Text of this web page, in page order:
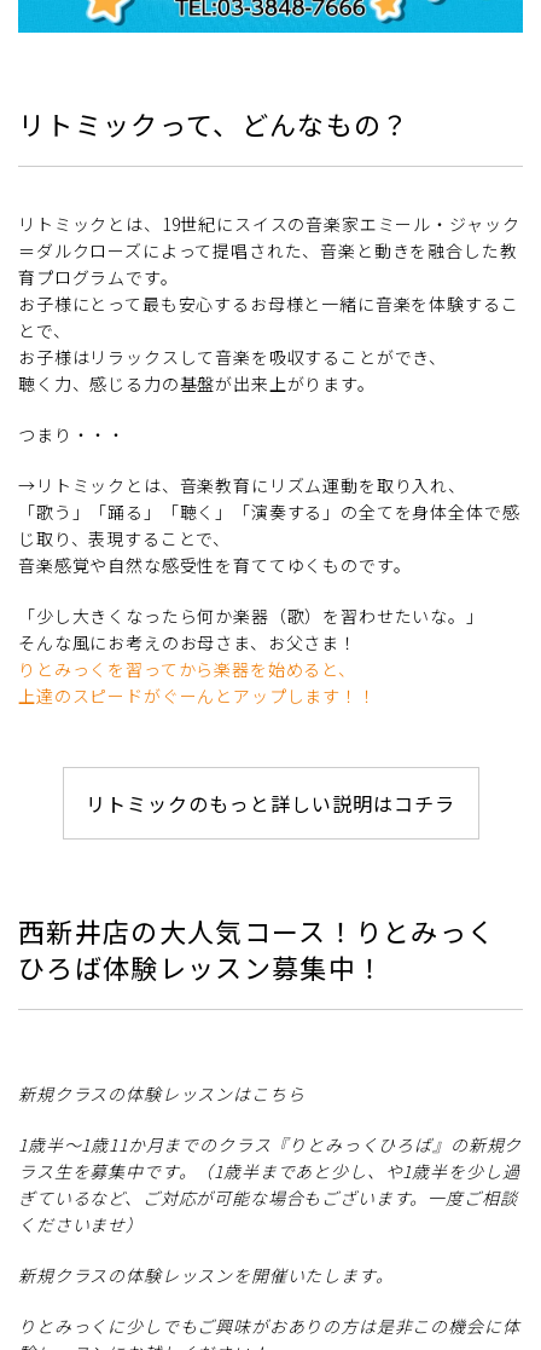
リトミックって、どんなもの？
リトミックとは、19世紀にスイスの音楽家エミール・ジャック
＝ダルクローズによって提唱された、音楽と動きを融合した教
育プログラムです。
お子様にとって最も安心するお母様と一緒に音楽を体験するこ
とで、
お子様はリラックスして音楽を吸収することができ、
聴く力、感じる力の基盤が出来上がります。
つまり・・・
→リトミックとは、音楽教育にリズム運動を取り入れ、
「歌う」「踊る」「聴く」「演奏する」の全てを身体全体で感
じ取り、表現することで、
音楽感覚や自然な感受性を育ててゆくものです。
「少し大きくなったら何か楽器（歌）を習わせたいな。」
そんな風にお考えのお母さま、お父さま！
りとみっくを習ってから楽器を始めると、
上達のスピードがぐーんとアップします！！
リトミックのもっと詳しい説明はコチラ
西新井店の大人気コース！りとみっく
ひろば体験レッスン募集中！
新規クラスの体験レッスンはこちら
1歳半～1歳11か月までのクラス『りとみっくひろば』の新規ク
ラス生を募集中です。（1歳半まであと少し、や1歳半を少し過
ぎているなど、ご対応が可能な場合もございます。一度ご相談
くださいませ）
新規クラスの体験レッスンを開催いたします。
りとみっくに少しでもご興味がおありの方は是非この機会に体